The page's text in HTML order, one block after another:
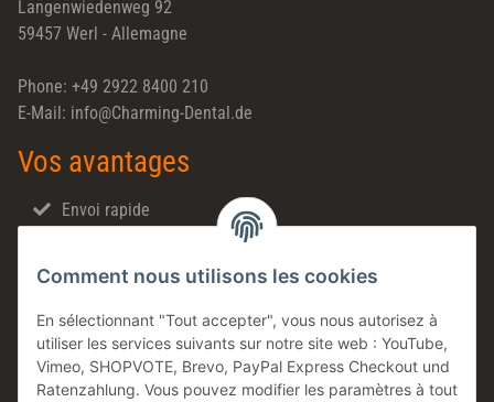
Comment nous utilisons les cookies
En sélectionnant "Tout accepter", vous nous autorisez à
utiliser les services suivants sur notre site web : YouTube,
Vimeo, SHOPVOTE, Brevo, PayPal Express Checkout und
Ratenzahlung. Vous pouvez modifier les paramètres à tout
Langenwiedenweg 92
59457 Werl - Allemagne
Phone: +49 2922 8400 210
E-Mail: info@Charming-Dental.de
Vos avantages
Envoi rapide
Made in Germany
Produits en stock
Entreprise familiale
Conseils technique